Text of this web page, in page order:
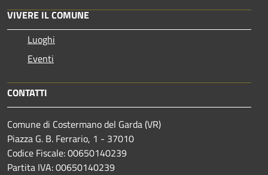
VIVERE IL COMUNE
Luoghi
Eventi
CONTATTI
Comune di Costermano del Garda (VR)
Piazza G. B. Ferrario, 1 - 37010
Codice Fiscale: 00650140239
Partita IVA: 00650140239